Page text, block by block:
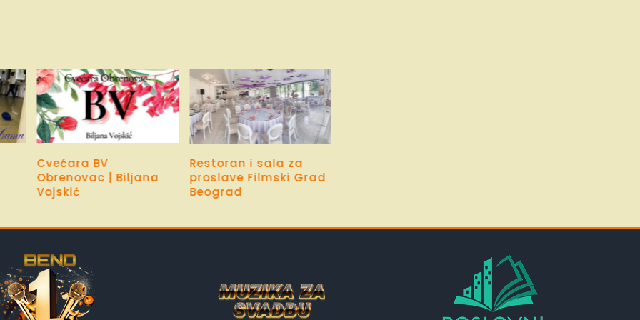
Cvećara BV
Obrenovac | Biljana
Vojskić
Restoran i sala za
proslave Filmski Grad
Beograd